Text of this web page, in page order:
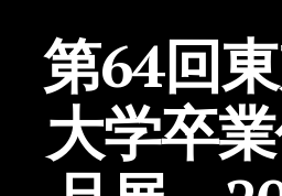
第64回
大学卒